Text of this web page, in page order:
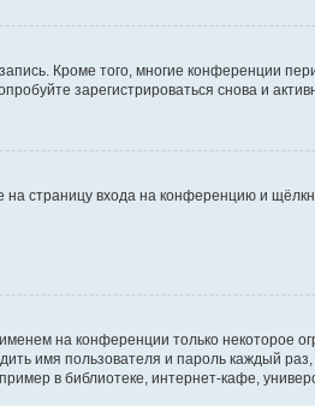
Кроме того, многие конференции
зарегистрироваться снова и
на страницу входа на конференцию и
на конференции только некоторое
имя пользователя и пароль каждый
в библиотеке, интернет-кафе,